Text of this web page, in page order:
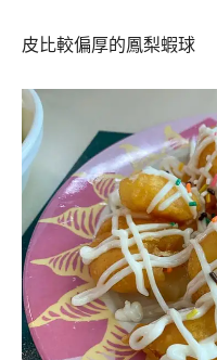
皮比較偏厚的鳳梨蝦球